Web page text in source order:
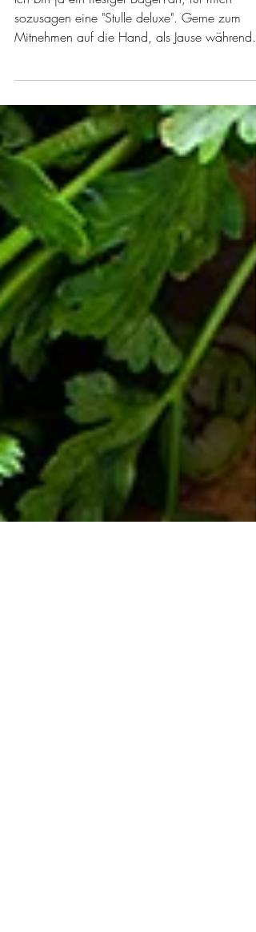
Let´s Bagel together {Bagels mit
Ich bin ja ein riesiger Bagel-Fan, für mich
sozusagen eine "Stulle deluxe". Gerne zum
Mitnehmen auf die Hand, als Jause während
einer...